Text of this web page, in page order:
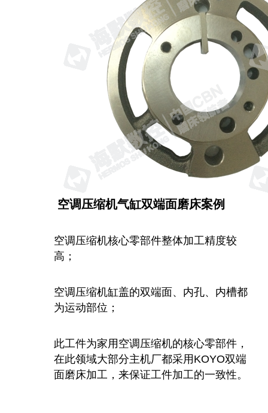
空调压缩机气缸双端面磨床案例
空调压缩机核心零部件整体加工精度较
高；
空调压缩机缸盖的双端面、内孔、内槽都
为运动部位；
此工件为家用空调压缩机的核心零部件，
在此领域大部分主机厂都采用KOYO双端
面磨床加工，来保证工件加工的一致性。